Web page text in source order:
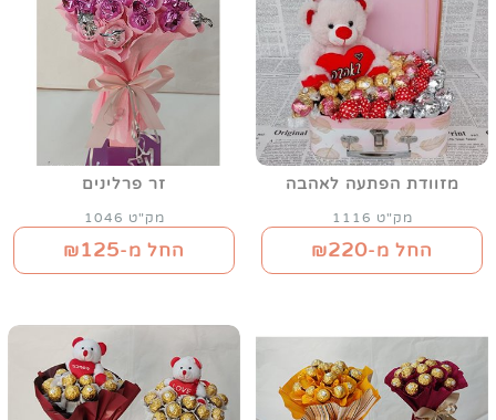
מזוודת הפתעה לאהבה
מק"ט 1116
החל מ-₪220
זר פרלינים
מק"ט 1046
החל מ-₪125